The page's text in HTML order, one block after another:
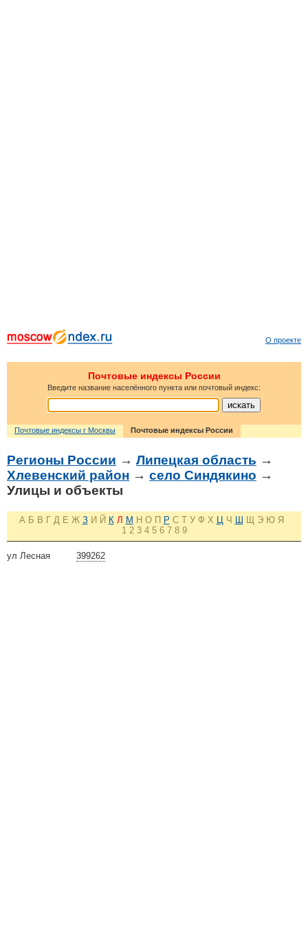
О проекте
Почтовые индексы России
Введите название населённого пункта или почтовый индекс:
Почтовые индексы г Москвы Почтовые индексы России
Регионы России → Липецкая область →
Хлевенский район → село Синдякино →
Улицы и объекты
А Б В Г Д Е Ж З И Й К Л М Н О П Р С Т У Ф Х Ц Ч Ш Щ Э Ю Я
1 2 3 4 5 6 7 8 9
399262
ул Лесная